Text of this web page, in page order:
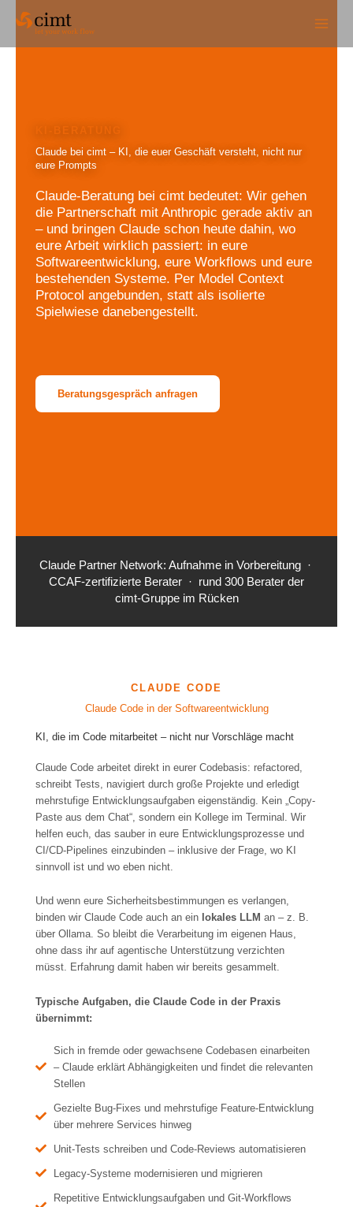
Inhalt
Claude bei cimt – KI, die euer Geschäft versteht, nicht nur
eure Prompts
Claude-Beratung bei cimt bedeutet: Wir gehen
die Partnerschaft mit Anthropic gerade aktiv an
– und bringen Claude schon heute dahin, wo
eure Arbeit wirklich passiert: in eure
Softwareentwicklung, eure Workflows und eure
bestehenden Systeme. Per Model Context
Protocol angebunden, statt als isolierte
Spielwiese danebengestellt.
Beratungsgespräch anfragen
Claude Partner Network: Aufnahme in Vorbereitung ·
CCAF-zertifizierte Berater · rund 300 Berater der
cimt-Gruppe im Rücken
Claude Code in der Softwareentwicklung
KI, die im Code mitarbeitet – nicht nur Vorschläge macht
Claude Code arbeitet direkt in eurer Codebasis: refactored,
schreibt Tests, navigiert durch große Projekte und erledigt
mehrstufige Entwicklungsaufgaben eigenständig. Kein „Copy-
Paste aus dem Chat“, sondern ein Kollege im Terminal. Wir
helfen euch, das sauber in eure Entwicklungsprozesse und
CI/CD-Pipelines einzubinden – inklusive der Frage, wo KI
sinnvoll ist und wo eben nicht.
Und wenn eure Sicherheitsbestimmungen es verlangen,
binden wir Claude Code auch an ein lokales LLM an – z. B.
über Ollama. So bleibt die Verarbeitung im eigenen Haus,
ohne dass ihr auf agentische Unterstützung verzichten
müsst. Erfahrung damit haben wir bereits gesammelt.
Typische Aufgaben, die Claude Code in der Praxis
übernimmt:
Sich in fremde oder gewachsene Codebasen einarbeiten
– Claude erklärt Abhängigkeiten und findet die relevanten
Stellen
Gezielte Bug-Fixes und mehrstufige Feature-Entwicklung
über mehrere Services hinweg
Unit-Tests schreiben und Code-Reviews automatisieren
Legacy-Systeme modernisieren und migrieren
Repetitive Entwicklungsaufgaben und Git-Workflows